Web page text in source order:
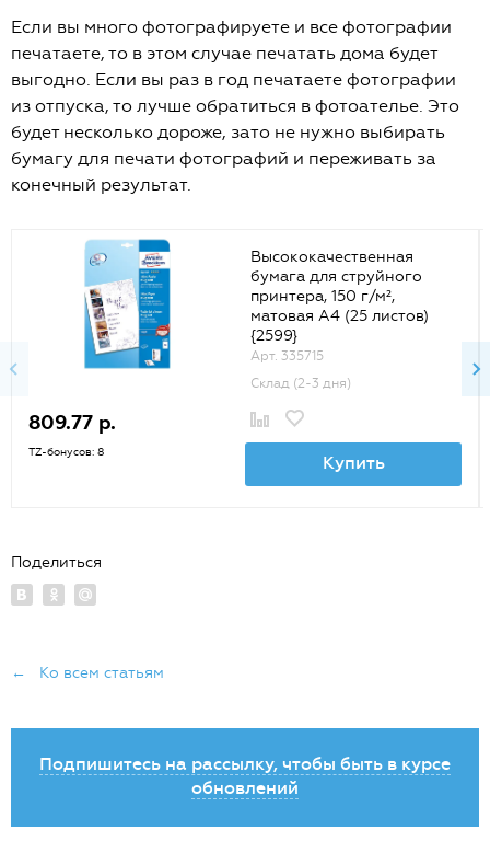
Если вы много фотографируете и все фотографии
печатаете, то в этом случае печатать дома будет
выгодно. Если вы раз в год печатаете фотографии
из отпуска, то лучше обратиться в фотоателье. Это
будет несколько дороже, зато не нужно выбирать
бумагу для печати фотографий и переживать за
конечный результат.
Высококачественная
бумага для струйного
принтера, 150 г/м²,
матовая А4 (25 листов)
{2599}
Арт. 335715
Склад (2-3 дня)
809.77 р.
TZ-бонусов: 8 Купить
Поделиться
← Ко всем статьям
Подпишитесь на рассылку, чтобы быть в курсе
обновлений